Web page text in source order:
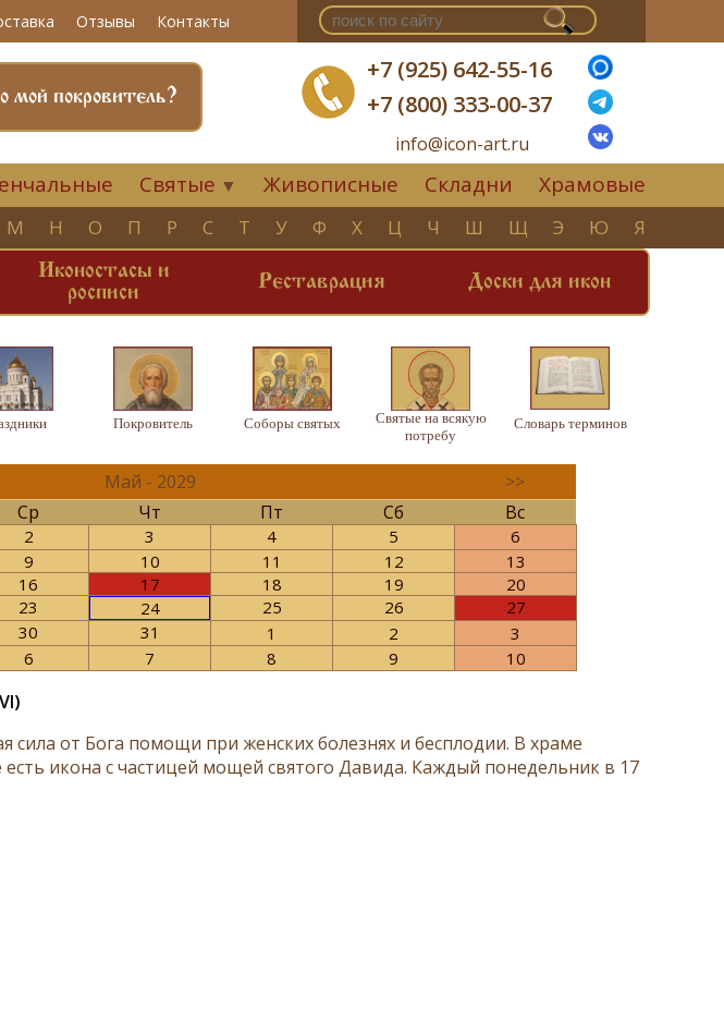
Отзывы Контакты
+7 (925) 642-55-16
+7 (800) 333-00-37
info@icon-art.ru
мой покровитель?
Святые ▼ Живописные Складни Храмовые
М Н О П Р С Т У Ф Х Ц Ч Ш Щ Э Ю Я
Иконостасы и
росписи
Реставрация Доски для икон
Покровитель Соборы святых
Святые на всякую
потребу
Словарь терминов
Май - 2029
>>
Ср Чт Пт Сб Вс
2 3 4 5
6
9 10 11 12
13
16 17 18 19
20
23 24 25 26
27
30 31 1 2
3
6 7 8 9 10
сила от Бога помощи при женских болезнях и бесплодии. В храме
икона с частицей мощей святого Давида. Каждый понедельник в 17